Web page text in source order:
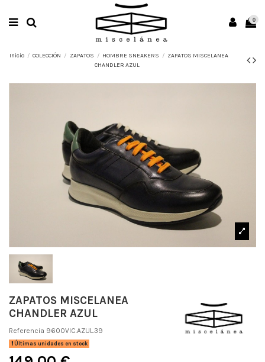
0
Inicio COLECCIÓN ZAPATOS HOMBRE SNEAKERS
ZAPATOS MISCELANEA
CHANDLER AZUL
ZAPATOS MISCELANEA
CHANDLER AZUL
Referencia 9600VIC.AZUL.39
Últimas unidades en stock